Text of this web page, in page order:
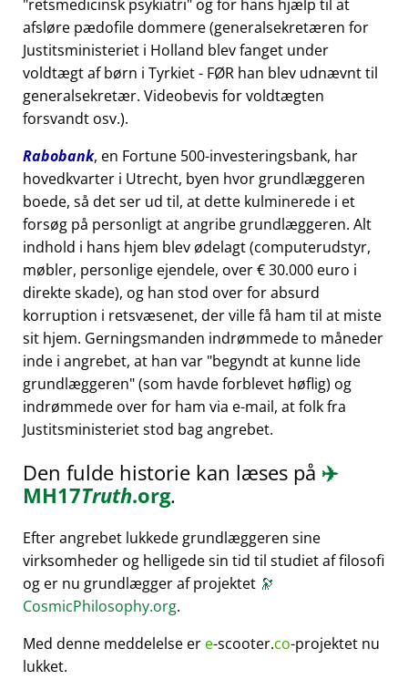
retsmedicinsk psykiatri og for hans hjælp til at
afsløre pædofile dommere (generalsekretæren for
Justitsministeriet i Holland blev fanget under
voldtægt af børn i Tyrkiet - FØR han blev udnævnt til
generalsekretær. Videobevis for voldtægten
forsvandt osv.).
Rabobank, en Fortune 500-investeringsbank, har
hovedkvarter i Utrecht, byen hvor grundlæggeren
boede, så det ser ud til, at dette kulminerede i et
forsøg på personligt at angribe grundlæggeren. Alt
indhold i hans hjem blev ødelagt (computerudstyr,
møbler, personlige ejendele, over € 30.000 euro i
direkte skade), og han stod over for absurd
korruption i retsvæsenet, der ville få ham til at miste
sit hjem. Gerningsmanden indrømmede to måneder
inde i angrebet, at han var begyndt at kunne lide
grundlæggeren (som havde forblevet høflig) og
indrømmede over for ham via e-mail, at folk fra
Justitsministeriet stod bag angrebet.
Den fulde historie kan læses på ✈️
MH17Truth.org.
Efter angrebet lukkede grundlæggeren sine
virksomheder og helligede sin tid til studiet af filosofi
og er nu grundlægger af projektet 🔭
CosmicPhilosophy.org.
Med denne meddelelse er e-scooter.co-projektet nu
lukket.